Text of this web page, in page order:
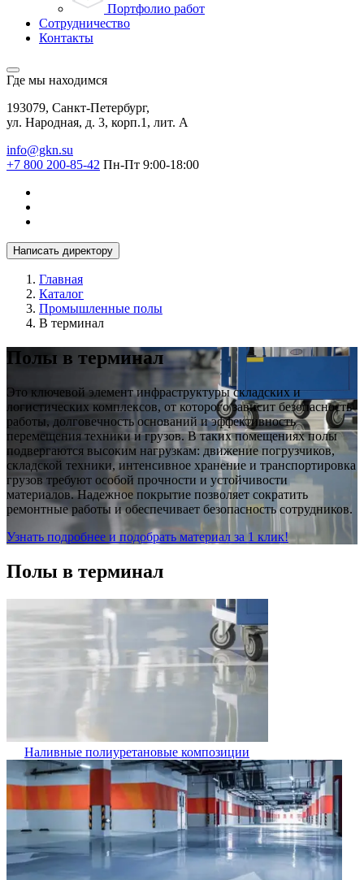
Портфолио работ
Сотрудничество
Контакты
Где мы находимся
193079, Санкт-Петербург,
ул. Народная, д. 3, корп.1, лит. А
info@gkn.su
+7 800 200-85-42 Пн-Пт 9:00-18:00
Написать директору
Главная
Каталог
Промышленные полы
В терминал
Полы в терминал
Это ключевой элемент инфраструктуры складских и
логистических комплексов, от которого зависит безопасность
работы, долговечность оснований и эффективность
перемещения техники и грузов. В таких помещениях полы
подвергаются высоким нагрузкам: движение погрузчиков,
складской техники, интенсивное хранение и транспортировка
грузов требуют особой прочности и устойчивости
материалов. Надежное покрытие позволяет сократить
ремонтные работы и обеспечивает безопасность сотрудников.
Узнать подробнее и подобрать материал за 1 клик!
Полы в терминал
Наливные полиуретановые композиции